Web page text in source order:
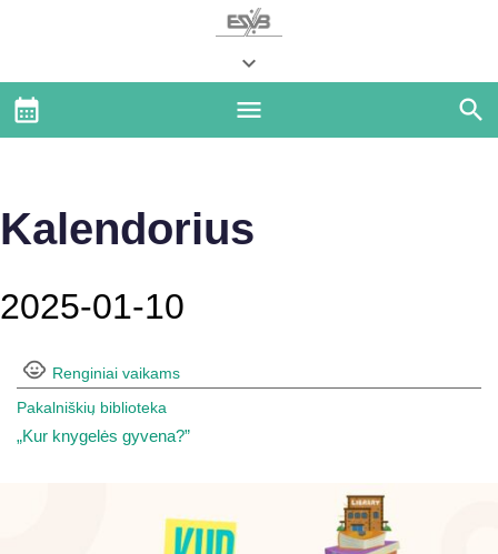
Kalendorius
2025-01-10
Renginiai vaikams
Pakalniškių biblioteka
„Kur knygelės gyvena?”